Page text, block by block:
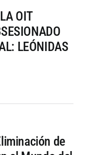
OIT
LEÓNIDAS
de